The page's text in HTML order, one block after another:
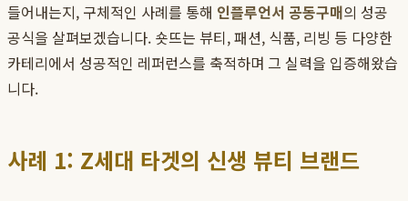
들어내는지, 구체적인 사례를 통해 인플루언서 공동구매의 성공
공식을 살펴보겠습니다. 숏뜨는 뷰티, 패션, 식품, 리빙 등 다양한
카테리에서 성공적인 레퍼런스를 축적하며 그 실력을 입증해왔습
니다.
사례 1: Z세대 타겟의 신생 뷰티 브랜드